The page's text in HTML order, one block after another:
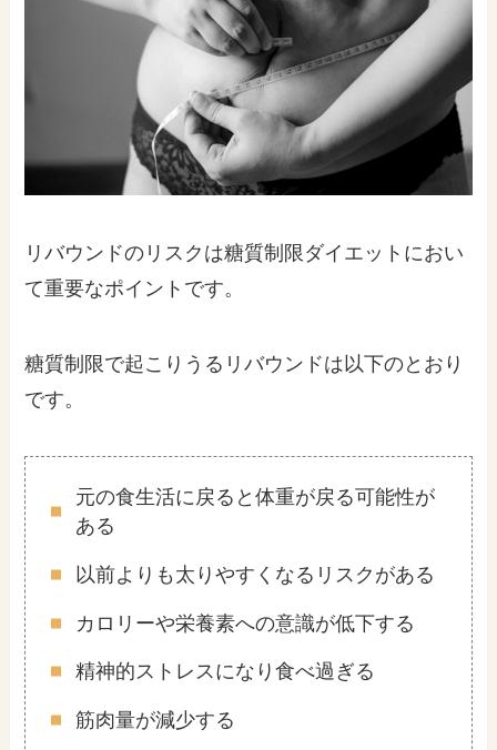
リバウンドのリスクは糖質制限ダイエットにおい
て重要なポイントです。
糖質制限で起こりうるリバウンドは以下のとおり
です。
元の食生活に戻ると体重が戻る可能性が
ある
以前よりも太りやすくなるリスクがある
カロリーや栄養素への意識が低下する
精神的ストレスになり食べ過ぎる
筋肉量が減少する